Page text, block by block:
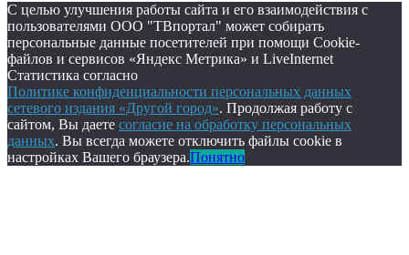
С целью улучшения работы сайта и его взаимодействия с
пользователями ООО "ТВпортал" может собирать
персональные данные посетителей при помощи Cookie-
файлов и сервисов «Яндекс Метрика» и LiveInternet
Статистика согласно
Политике конфиденциальности персональных данных
сетевого издания «Другой город». Продолжая работу с
сайтом, Вы даете согласие на обработку персональных
данных. Вы всегда можете отключить файлы cookie в
настройках Вашего браузера.Понятно